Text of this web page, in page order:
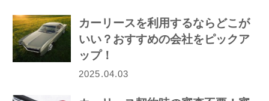
カーリースを利用するならどこが
いい？おすすめの会社をピックア
ップ！
2025.04.03